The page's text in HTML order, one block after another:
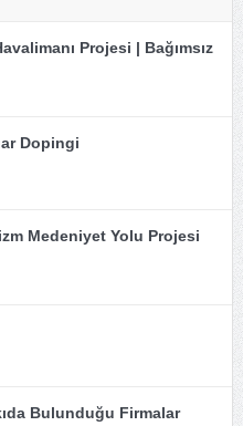
Projesi | Bağımsız
Dopingi
Medeniyet Yolu Projesi
Bulunduğu Firmalar